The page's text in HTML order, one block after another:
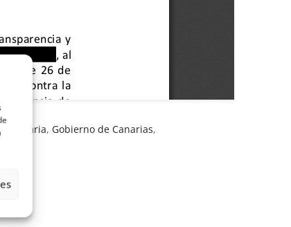
Canaria, Gobierno de Canarias,